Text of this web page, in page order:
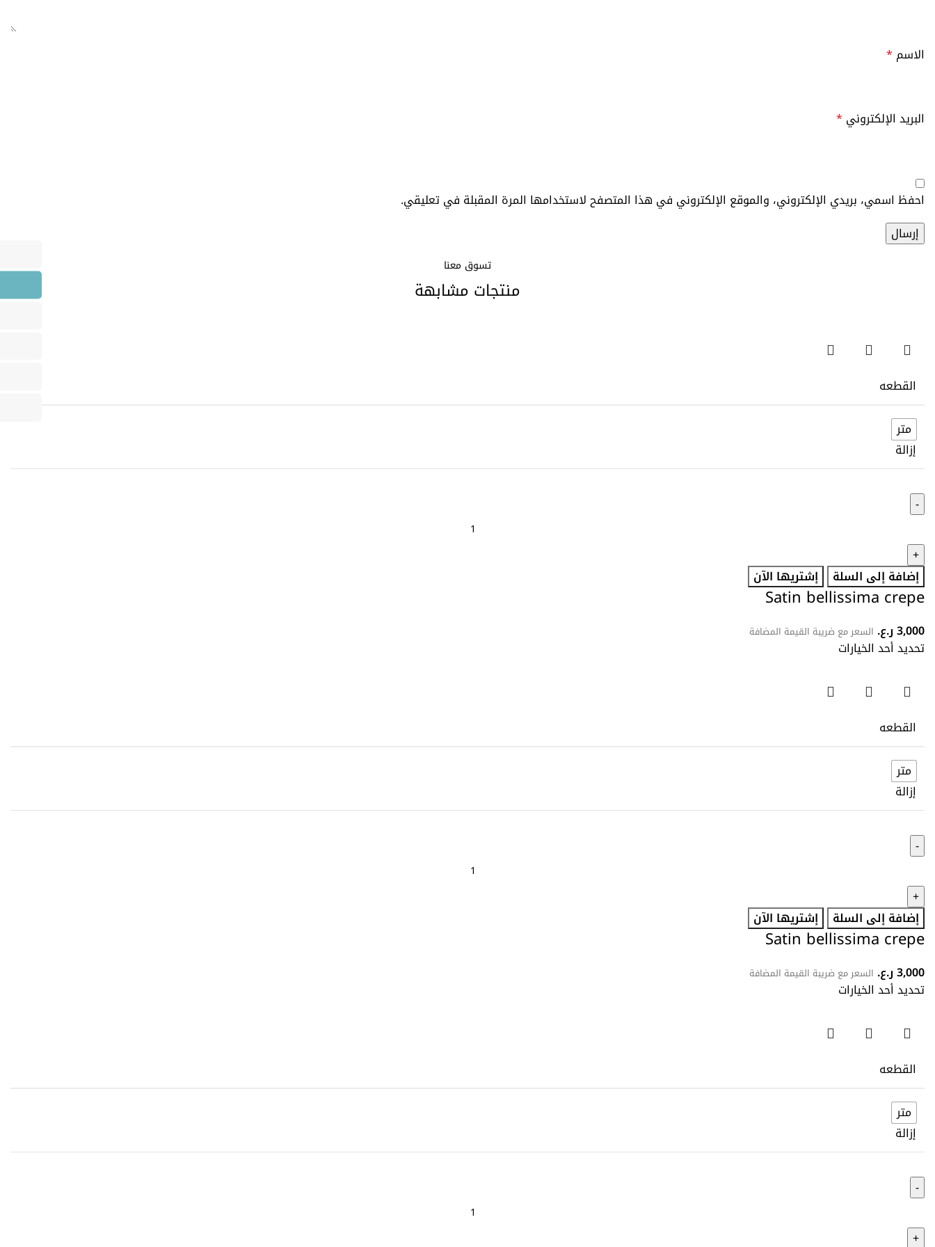
الاسم *
البريد الإلكتروني *
احفظ اسمي، بريدي الإلكتروني، والموقع الإلكتروني في هذا المتصفح لاستخدامها المرة المقبلة في تعليقي.
تسوق معنا
منتجات مشابهة
القطعه
متر
إزالة
إضافة إلى السلة إشتريها الآن
Satin bellissima crepe
3,000ر.ع. السعر مع ضريبة القيمة المضافة
تحديد أحد الخيارات
القطعه
متر
إزالة
إضافة إلى السلة إشتريها الآن
Satin bellissima crepe
3,000ر.ع. السعر مع ضريبة القيمة المضافة
تحديد أحد الخيارات
القطعه
متر
إزالة